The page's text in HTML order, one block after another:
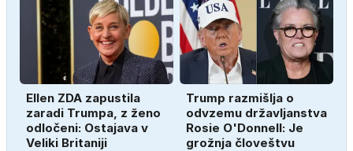
Ellen ZDA zapustila
zaradi Trumpa, z ženo
odločeni: Ostajava v
Veliki Britaniji
Trump razmišlja o
odvzemu državljanstva
Rosie O'Donnell: Je
grožnja človeštvu